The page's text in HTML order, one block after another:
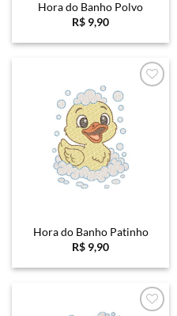
Hora do Banho Polvo
R$ 9,90
Favoritar
Hora do Banho Patinho
R$ 9,90